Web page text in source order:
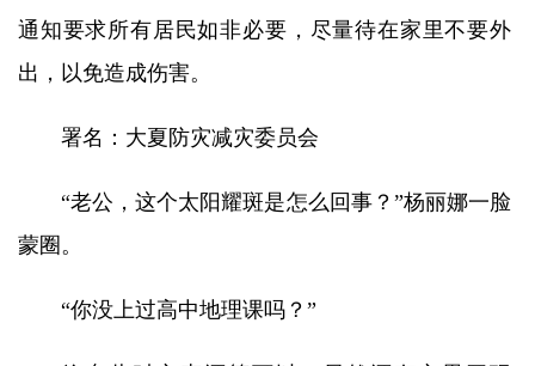
通知要求所有居民如非必要，尽量待在家里不要外
出，以免造成伤害。
署名：大夏防灾减灾委员会
“老公，这个太阳耀斑是怎么回事？”杨丽娜一脸
蒙圈。
“你没上过高中地理课吗？”